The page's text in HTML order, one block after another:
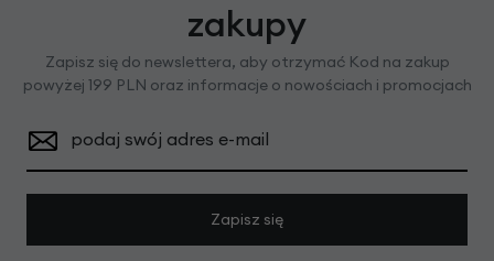
zakupy
Zapisz się do newslettera, aby otrzymać Kod na zakup
powyżej 199 PLN oraz informacje o nowościach i promocjach
podaj swój adres e-mail
Zapisz się